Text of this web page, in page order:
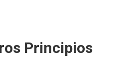
Principios